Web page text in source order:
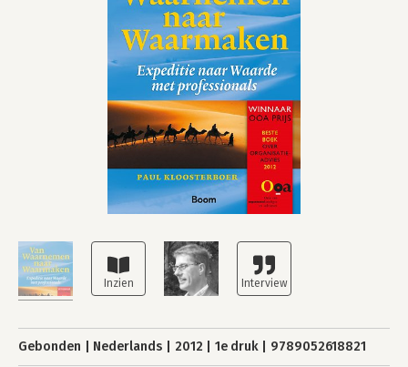
Gebonden Nederlands 2012 1e druk 9789052618821